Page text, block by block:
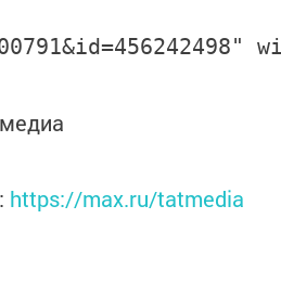
https://max.ru/tatmedia